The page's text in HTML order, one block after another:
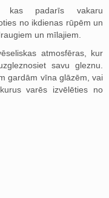
kas padarīs vakaru
no ikdienas rūpēm un
un mīlajiem.
atmosfēras, kur
savu gleznu.
gardām vīna glāzēm, vai
varēs izvēlēties no